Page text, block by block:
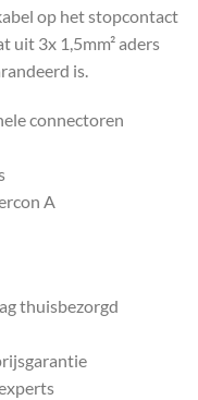
op het stopcontact
uit 3x 1,5mm² aders
is.
connectoren
A
thuisbezorgd